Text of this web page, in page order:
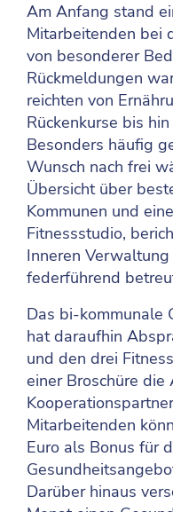
Am Anfang stand
Mitarbeitenden bei
von besonderer
Rückmeldungen
reichten von
Rückenkurse bis
Besonders häufig
Wunsch nach frei
Übersicht über
Kommunen und
Fitnessstudio,
Inneren
federführend
Das bi-kommunale
hat daraufhin
und den drei
einer Broschüre
Mitarbeitenden
Euro als Bonus für
Darüber hinaus